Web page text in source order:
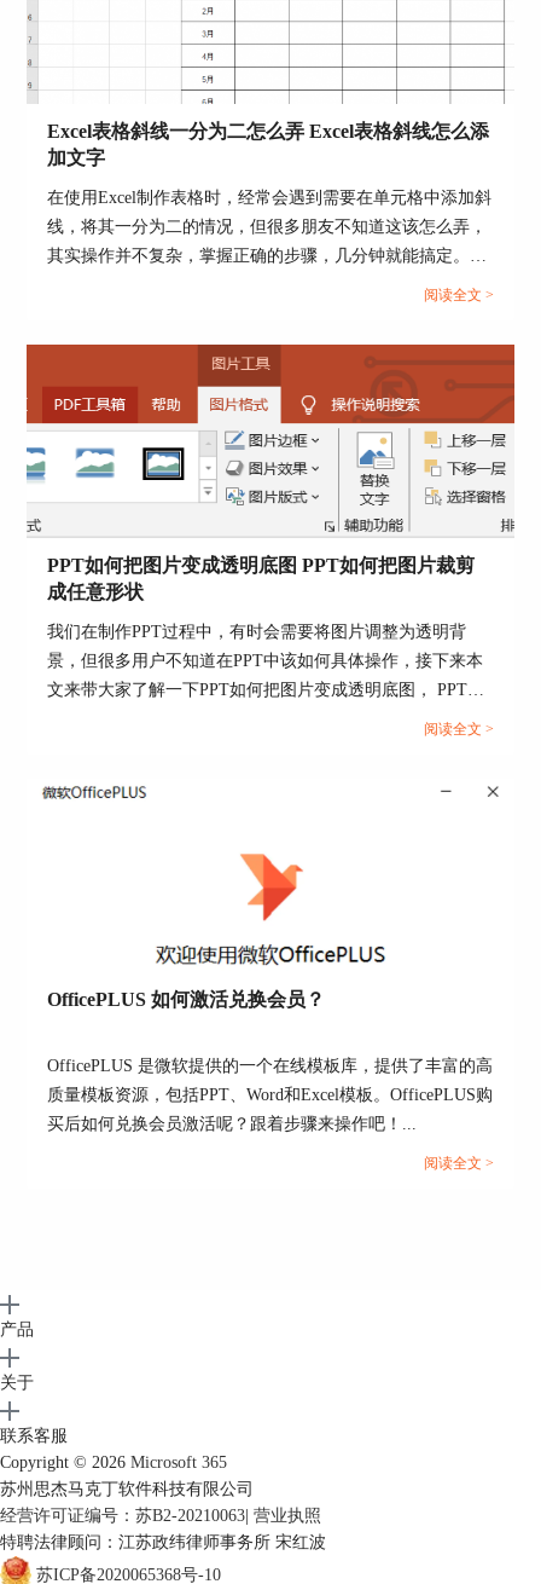
能，如下图所示，点击【一键美化】选项卡，选择
【统一字体】选项，在右侧栏中选项想要统一应用
的字体，就能快速完成相应调整。
二、PPT模板怎么做更高级
很多小伙伴应该都有过这样的体会，辛辛苦苦花了
好几天的时间做出来一份PPT ，满怀信心的提交上
去，却被嫌弃PPT做的不够简洁大气上档次，那该
如何做出更高级的PPT呢？在这里给大家推荐一款
好用的PPT插件。
1、OfficePLUS插件是由微软官方（中国）开发的
一款插件，有海量的模板资源，可以帮助我们轻松
制作出专业、美观的PPT演示文稿。如下图所示，
在OfficePLUS模板库中分为了总结汇报、竞聘述
职、教学课件、学术答辩、营销策划等多种类型，
面上的内容，快速实现排版美观的PPT效果。
图5：PPT模板
建PPT后，如果想要替换PPT模板风格、模板颜
3、如果对PPT中的图表或关系图样式不满意，点击
流程、循环、图文、纯文本、矩阵、棱锥、总分等
多种关系的模板，在图表中则包括有柱状图、饼状
图、折线图、条形图、面积图等，点击之后可以一
键插入到当前页中。
Excel表格斜线一分为二怎么弄 Excel表格斜线怎么添
加文字
在使用Excel制作表格时，经常会遇到需要在单元格中添加斜
线，将其一分为二的情况，但很多朋友不知道这该怎么弄，
其实操作并不复杂，掌握正确的步骤，几分钟就能搞定。下
面就为大家详细介绍Excel表格斜线一分为二怎么弄，Excel
阅读全文 >
PPT如何把图片变成透明底图 PPT如何把图片裁剪
成任意形状
我们在制作PPT过程中，有时会需要将图片调整为透明背
景，但很多用户不知道在PPT中该如何具体操作，接下来本
文来带大家了解一下PPT如何把图片变成透明底图， PPT如
阅读全文 >
OfficePLUS 如何激活兑换会员？
OfficePLUS 是微软提供的一个在线模板库，提供了丰富的高
质量模板资源，包括PPT、Word和Excel模板。OfficePLUS购
买后如何兑换会员激活呢？跟着步骤来操作吧！...
阅读全文 >
产品
关于
联系客服
Copyright © 2026 Microsoft 365
苏州思杰马克丁软件科技有限公司
经营许可证编号：苏B2-20210063| 营业执照
特聘法律顾问：江苏政纬律师事务所 宋红波
苏ICP备2020065368号-10